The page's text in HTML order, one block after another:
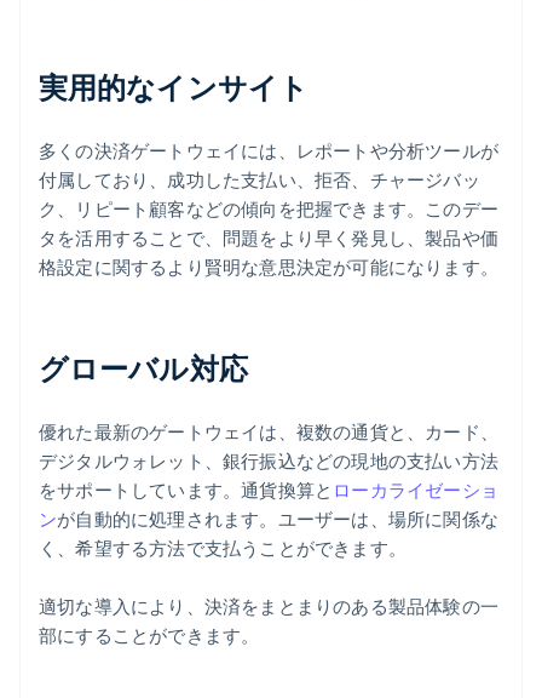
実用的なインサイト
多くの決済ゲートウェイには、レポートや分析ツールが
付属しており、成功した支払い、拒否、チャージバッ
ク、リピート顧客などの傾向を把握できます。このデー
タを活用することで、問題をより早く発見し、製品や価
格設定に関するより賢明な意思決定が可能になります。
グローバル対応
優れた最新のゲートウェイは、複数の通貨と、カード、
デジタルウォレット、銀行振込などの現地の支払い方法
をサポートしています。通貨換算と ローカライゼーショ
ンが自動的に処理されます。ユーザーは、場所に関係な
く、希望する方法で支払うことができます。
適切な導入により、決済をまとまりのある製品体験の一
部にすることができます。